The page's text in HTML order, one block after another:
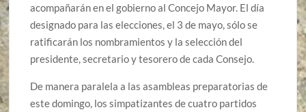
acompañarán en el gobierno al Concejo Mayor. El día
designado para las elecciones, el 3 de mayo, sólo se
ratificarán los nombramientos y la selección del
presidente, secretario y tesorero de cada Consejo.
De manera paralela a las asambleas preparatorias de
este domingo, los simpatizantes de cuatro partidos